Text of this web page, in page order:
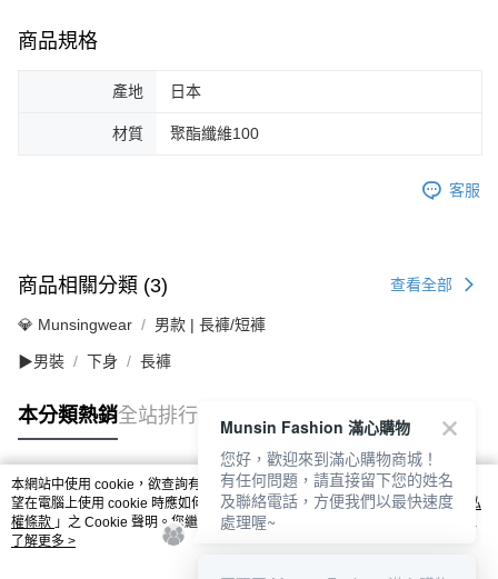
商品規格
產地 日本
材質 聚酯纖維100
客服
商品相關分類 (3) 查看全部
💎 Munsingwear 男款 | 長褲/短褲
▶男裝 下身 長褲
本分類熱銷全站排行
熱門標籤
本網站中使用 cookie，欲查詢有關本網站使用 cookie 方式之詳情，及若您不希
望在電腦上使用 cookie 時應如何變更電腦的 cookie 設定，請參閱本網站「
隱私
權條款 」之 Cookie 聲明。您繼續使用本網站即表示您同意本公司得按本網站使
用條款之 Cookie 聲明使用 cookie。
了解更多 >
Munsin Fashion 滿心購物
您好，歡迎來到滿心購物商城！
有任何問題，請直接留下您的姓名
及聯絡電話，方便我們以最快速度
處理喔~